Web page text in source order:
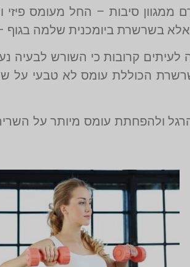
ממגוון סיבות – החל מעומס פיזי
בשרשרת ביומכנית שלמה בגוף
לעיתים קרובות כי השורש
הכוללת עומס לא טבעי על
ולהפחתת עומס מיותר על